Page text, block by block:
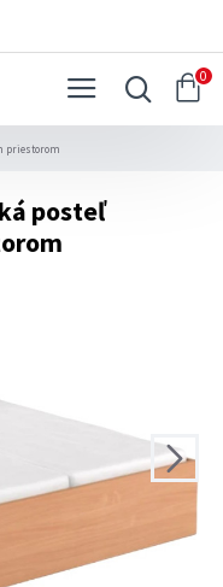
0
priestorom
posteľ